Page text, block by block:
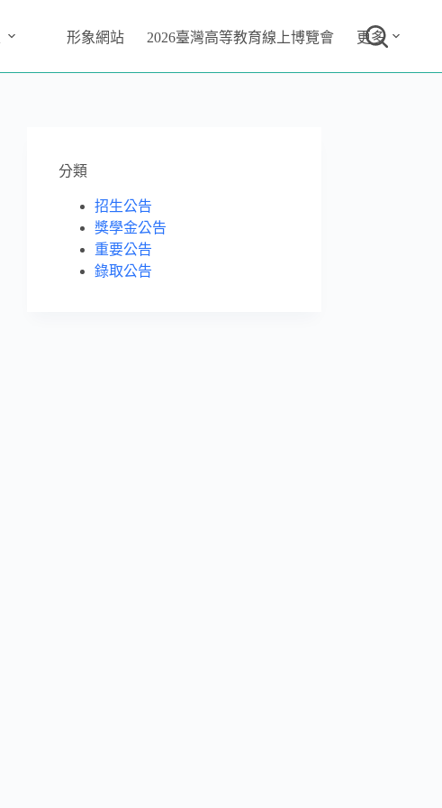
形象網站 2026臺灣高等教育線上博覽會 更多
分類
招生公告
獎學金公告
重要公告
錄取公告